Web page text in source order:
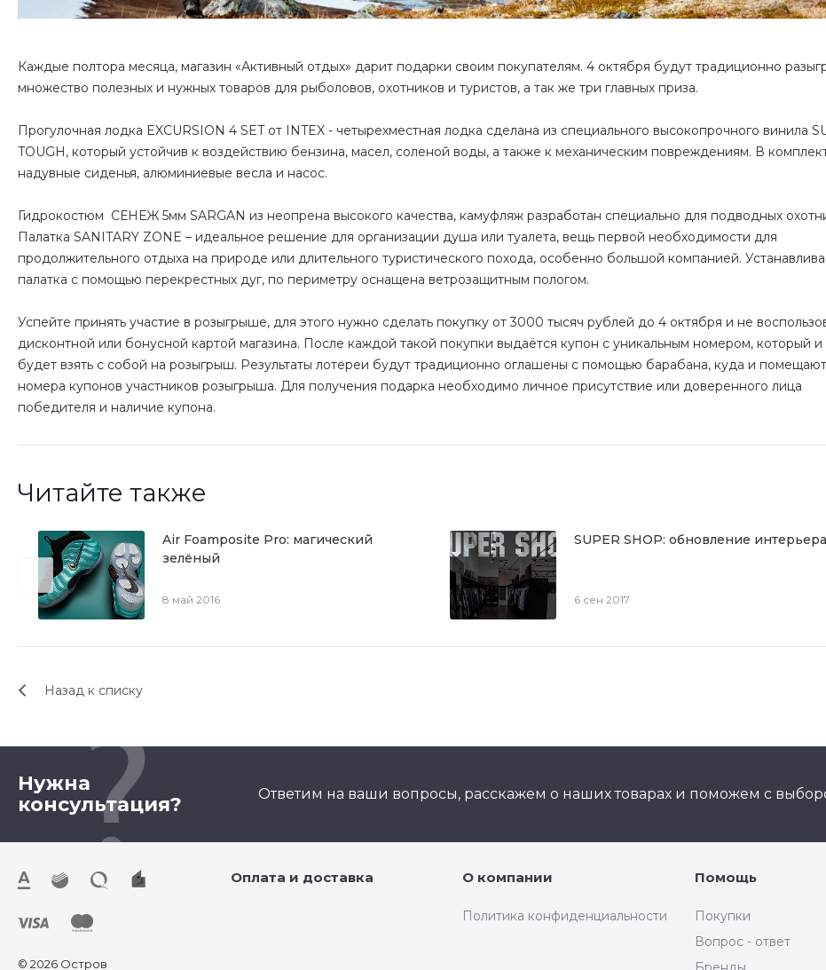
Каждые полтора месяца, магазин «Активный отдых» дарит подарки своим покупателям. 4 октября будут традиционно
множество полезных и нужных товаров для рыболовов, охотников и туристов, а так же три главных приза.
Прогулочная лодка EXCURSION 4 SET от INTEX - четырехместная лодка сделана из специального высокопрочного винила
TOUGH, который устойчив к воздействию бензина, масел, соленой воды, а также к механическим повреждениям. В
надувные сиденья, алюминиевые весла и насос.
Гидрокостюм СЕНЕЖ 5мм SARGAN из неопрена высокого качества, камуфляж разработан специально для подводных
Палатка SANITARY ZONE – идеальное решение для организации душа или туалета, вещь первой необходимости для
продолжительного отдыха на природе или длительного туристического похода, особенно большой компанией.
палатка с помощью перекрестных дуг, по периметру оснащена ветрозащитным пологом.
Успейте принять участие в розыгрыше, для этого нужно сделать покупку от 3000 тысяч рублей до 4 октября и не
дисконтной или бонусной картой магазина. После каждой такой покупки выдаётся купон с уникальным номером, который
будет взять с собой на розыгрыш. Результаты лотереи будут традиционно оглашены с помощью барабана, куда и
номера купонов участников розыгрыша. Для получения подарка необходимо личное присутствие или доверенного лица
победителя и наличие купона.
Читайте также
Air Foamposite Pro: магический
зелёный
8 май 2016
SUPER SHOP: обновление интерьера
6 сен 2017
Назад к списку
Нужна
консультация?
Ответим на ваши вопросы, расскажем о наших товарах и поможем с
© 2026 Остров
Оплата и доставка О компании
Политика конфиденциальности
Помощь
Покупки
Вопрос - ответ